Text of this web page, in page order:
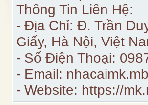
Thông Tin Liên Hệ:
- Địa Chỉ: Đ. Trần
Giấy, Hà Nội, Việt
- Số Điện Thoại:
- Email:
- Website: https://